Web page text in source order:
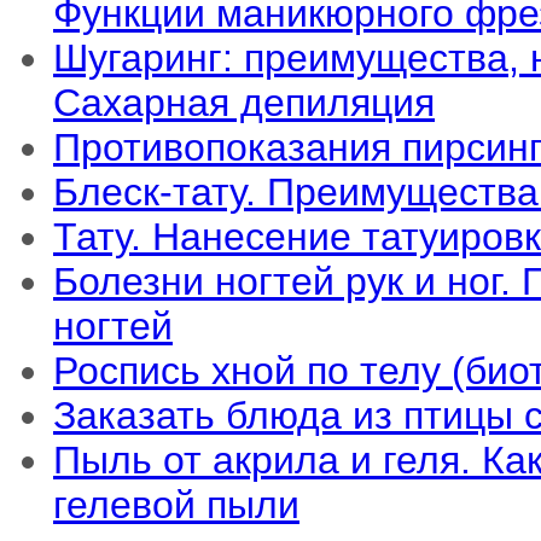
Функции маникюрного
Шугаринг: преимущества,
Сахарная депиляция
Противопоказания
Блеск-тату. Преимущества
Тату. Нанесение
Болезни ногтей рук и
ногтей
Роспись хной по телу
Заказать блюда из птицы
Пыль от акрила и геля.
гелевой пыли